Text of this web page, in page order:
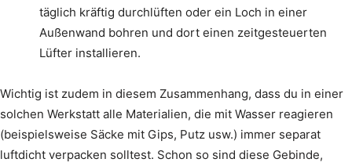
täglich kräftig durchlüften oder ein Loch in einer
Außenwand bohren und dort einen zeitgesteuerten
Lüfter installieren.
Wichtig ist zudem in diesem Zusammenhang, dass du in einer
solchen Werkstatt alle Materialien, die mit Wasser reagieren
(beispielsweise Säcke mit Gips, Putz usw.) immer separat
luftdicht verpacken solltest. Schon so sind diese Gebinde,